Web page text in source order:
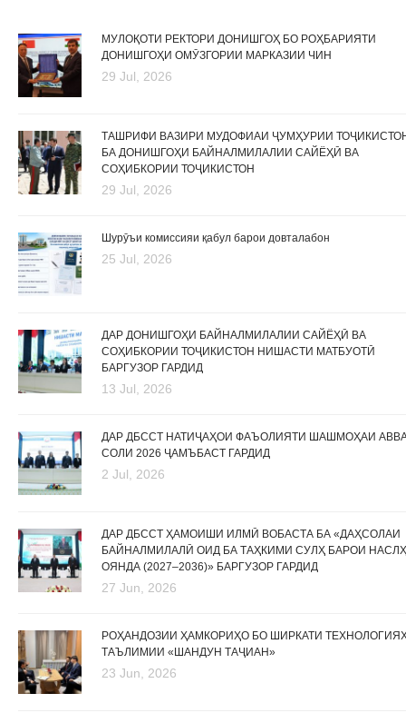
МУЛОҚОТИ РЕКТОРИ ДОНИШГОҲ БО РОҲБАРИЯТИ
ДОНИШГОҲИ ОМӮЗГОРИИ МАРКАЗИИ ЧИН
29 Jul, 2026
ТАШРИФИ ВАЗИРИ МУДОФИАИ ҶУМҲУРИИ
БА ДОНИШГОҲИ БАЙНАЛМИЛАЛИИ САЙЁҲӢ ВА
СОҲИБКОРИИ ТОҶИКИСТОН
29 Jul, 2026
Шурӯъи комиссияи қабул барои довталабон
25 Jul, 2026
ДАР ДОНИШГОҲИ БАЙНАЛМИЛАЛИИ САЙЁҲӢ ВА
СОҲИБКОРИИ ТОҶИКИСТОН НИШАСТИ МАТБУОТӢ
БАРГУЗОР ГАРДИД
13 Jul, 2026
ДАР ДБССТ НАТИҶАҲОИ ФАЪОЛИЯТИ ШАШМОҲАИ
СОЛИ 2026 ҶАМЪБАСТ ГАРДИД
2 Jul, 2026
ДАР ДБССТ ҲАМОИШИ ИЛМӢ ВОБАСТА БА «ДАҲСОЛАИ
БАЙНАЛМИЛАЛӢ ОИД БА ТАҲКИМИ СУЛҲ БАРОИ
ОЯНДА (2027–2036)» БАРГУЗОР ГАРДИД
27 Jun, 2026
РОҲАНДОЗИИ ҲАМКОРИҲО БО ШИРКАТИ
ТАЪЛИМИИ «ШАНДУН ТАҶИАН»
23 Jun, 2026